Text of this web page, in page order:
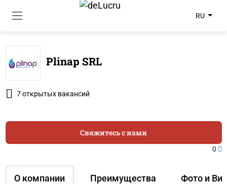
RU
Plinap SRL
7 открытых вакансий
О компании Преимущества Фото и
Свяжитесь с нами
0